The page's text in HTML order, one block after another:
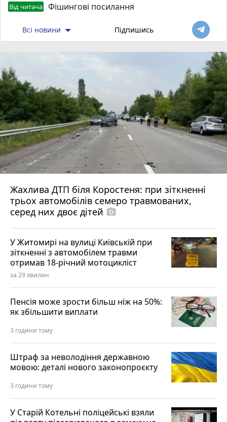
Від читача Фішингові посилання
Всі новини Підпишись
Жахлива ДТП біля Коростеня: при зіткненні
трьох автомобілів семеро травмованих,
серед них двоє дітей photo_camera
У Житомирі на вулиці Київській при
зіткненні з автомобілем травми
отримав 18-річний мотоцикліст
за 29 хвилин
Пенсія може зрости більш ніж на 50%:
як збільшити виплати
3 години тому
Штраф за неволодіння державною
мовою: деталі нового законопроєкту
3 години тому
У Старій Котельні поліцейські взяли